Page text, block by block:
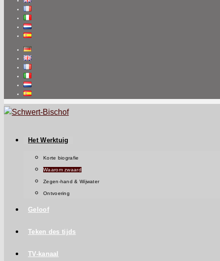
Het Werktuig
Korte biografie
Waarom zwaard
Zegen-hand & Wijwater
Ontvoering
Geloof
Teken des tijds
TV-kanaal